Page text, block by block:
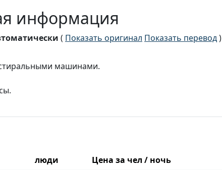
информация
( Показать оригинал Показать перевод)
машинами.
люди
Цена за чел / ночь